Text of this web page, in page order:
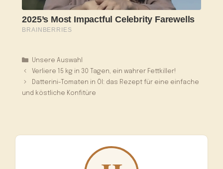
Kategorien
Unsere Auswahl
Verliere 15 kg in 30 Tagen, ein wahrer Fettkiller!
Datterini-Tomaten in Öl: das Rezept für eine einfache
und köstliche Konfitüre